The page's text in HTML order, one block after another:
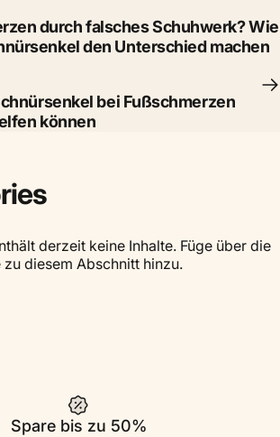
durch falsches Schuhwerk? Wie
den Unterschied machen
bei Fußschmerzen
können
derzeit keine Inhalte. Füge über die
zu diesem Abschnitt hinzu.
Spare bis zu 50%